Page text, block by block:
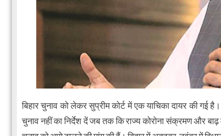
बिहार चुनाव को लेकर सुप्रीम कोर्ट में एक याचिका दायर की गई
चुनाव नहीं का निर्देश दें जब तक कि राज्य कोरोना संक्रमण और बाढ़